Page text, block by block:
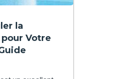
la
Votre